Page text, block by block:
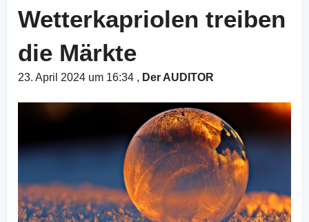
Wetterkapriolen treiben
die Märkte
23. April 2024 um 16:34 , Der AUDITOR